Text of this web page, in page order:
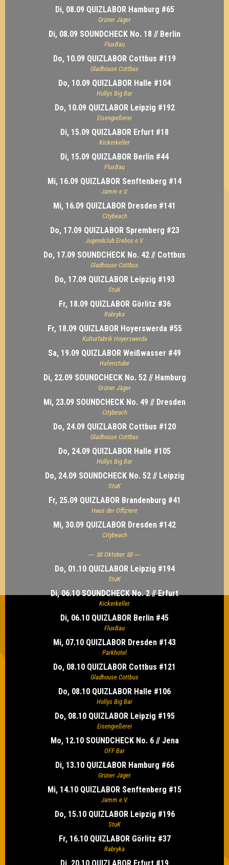
Di, 08.09 QUIZLABOR Hamburg #65
Grüner Jäger
Di, 08.09 SOUNDCHECK No. 18 // Berlin
FluxBau
Do, 10.09 QUIZLABOR Cottbus #119
Gladhouse Cottbus
Do, 10.09 QUIZLABOR Halle #104
Hollys Big Bar
Do, 10.09 QUIZLABOR Leipzig #192
Eisengießerei
Di, 15.09 QUIZLABOR Erfurt #18
Kickerkeller
Di, 15.09 QUIZLABOR Berlin #44
FluxBau
Mi, 16.09 QUIZLABOR Senftenberg #14
Jamm e.V.
Mi, 16.09 QUIZLABOR Dresden #141
Citybeach
Do, 17.09 QUIZLABOR Spremberg #23
Jugendclub Erebos e.V.
Do, 17.09 SOUNDCHECK No. 42 // Cottbus
Gladhouse Cottbus
Do, 17.09 QUIZLABOR Leipzig #193
StuK
Fr, 18.09 QUIZLABOR Görlitz #36
Rabryka
Fr, 18.09 QUIZLABOR Hoyerswerda #55
Kulturfabrik Hoyerswerda
Sa, 19.09 QUIZLABOR Weißwasser #49
Hafenstube
Di, 22.09 SOUNDCHECK No. 52 // Hamburg
Grüner Jäger
Mi, 23.09 SOUNDCHECK No. 49 // Dresden
Citybeach
Do, 24.09 QUIZLABOR Cottbus #120
Gladhouse Cottbus
Do, 24.09 QUIZLABOR Halle #105
Hollys Big Bar
Do, 24.09 SOUNDCHECK No. 52 // Leipzig
StuK
Fr, 25.09 QUIZLABOR Brandenburg #41
Haus der Offiziere
Mi, 30.09 QUIZLABOR Dresden #142
Citybeach
---- 📅 Oktober 📅 ----
Do, 01.10 QUIZLABOR Leipzig #194
StuK
Di, 06.10 SOUNDCHECK No. 2 // Erfurt
Kickerkeller
Di, 06.10 QUIZLABOR Berlin #45
FluxBau
Mi, 07.10 QUIZLABOR Dresden #143
Parkhotel
Do, 08.10 QUIZLABOR Cottbus #121
Gladhouse Cottbus
Do, 08.10 QUIZLABOR Halle #106
Hollys Big Bar
Do, 08.10 QUIZLABOR Leipzig #195
Eisengießerei
Mo, 12.10 SOUNDCHECK No. 6 // Jena
OFF Bar
Di, 13.10 QUIZLABOR Hamburg #66
Grüner Jäger
Mi, 14.10 QUIZLABOR Senftenberg #15
Jamm e.V.
Do, 15.10 QUIZLABOR Leipzig #196
StuK
Fr, 16.10 QUIZLABOR Görlitz #37
Rabryka